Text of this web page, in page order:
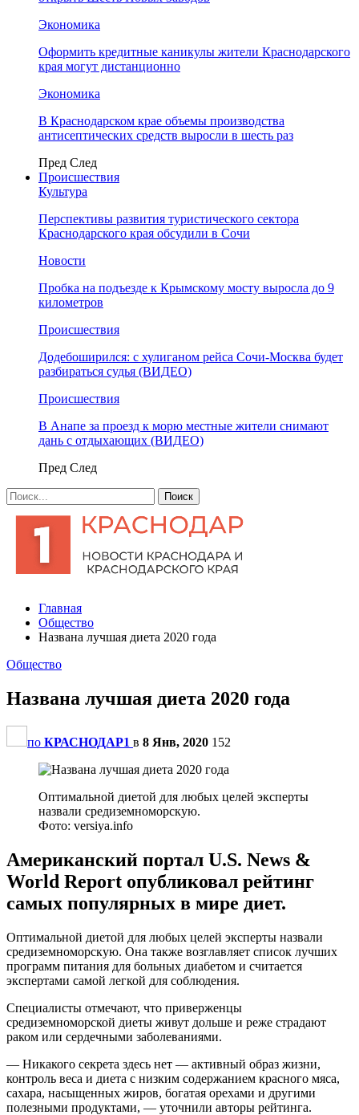
Экономика
Оформить кредитные каникулы жители Краснодарского
края могут дистанционно
Экономика
В Краснодарском крае объемы производства
антисептических средств выросли в шесть раз
Пред След
Происшествия
Культура
Перспективы развития туристического сектора
Краснодарского края обсудили в Сочи
Новости
Пробка на подъезде к Крымскому мосту выросла до 9
километров
Происшествия
Додебоширился: с хулиганом рейса Сочи-Москва будет
разбираться судья (ВИДЕО)
Происшествия
В Анапе за проезд к морю местные жители снимают
дань с отдыхающих (ВИДЕО)
Пред След
Главная
Общество
Названа лучшая диета 2020 года
Общество
Названа лучшая диета 2020 года
по КРАСНОДАР1 в 8 Янв, 2020 152
Оптимальной диетой для любых целей эксперты
назвали средиземноморскую.
Фото: versiya.info
Американский портал U.S. News &
World Report опубликовал рейтинг
самых популярных в мире диет.
Оптимальной диетой для любых целей эксперты назвали
средиземноморскую. Она также возглавляет список лучших
программ питания для больных диабетом и считается
экспертами самой легкой для соблюдения.
Специалисты отмечают, что приверженцы
средиземноморской диеты живут дольше и реже страдают
раком или сердечными заболеваниями.
— Никакого секрета здесь нет — активный образ жизни,
контроль веса и диета с низким содержанием красного мяса,
сахара, насыщенных жиров, богатая орехами и другими
полезными продуктами, — уточнили авторы рейтинга.